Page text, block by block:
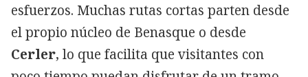
esfuerzos. Muchas rutas cortas parten desde
el propio núcleo de Benasque o desde
Cerler, lo que facilita que visitantes con